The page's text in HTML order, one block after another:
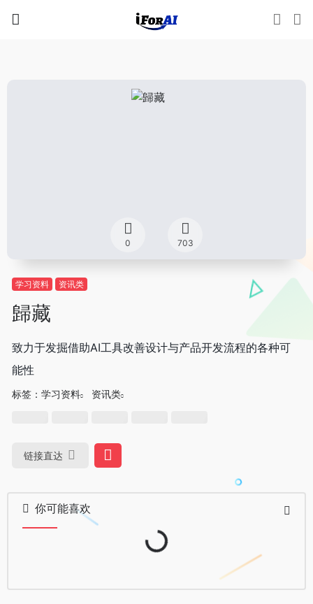
0 703
学习资料 资讯类
歸藏
致力于发掘借助AI工具改善设计与产品开发流程的各种可
能性
标签： 学习资料 资讯类
链接直达
你可能喜欢
Loading...